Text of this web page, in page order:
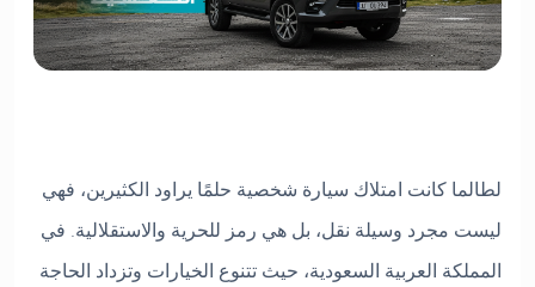
لطالما كانت امتلاك سيارة شخصية حلمًا يراود الكثيرين، فهي
ليست مجرد وسيلة نقل، بل هي رمز للحرية والاستقلالية. في
المملكة العربية السعودية، حيث تتنوع الخيارات وتزداد الحاجة